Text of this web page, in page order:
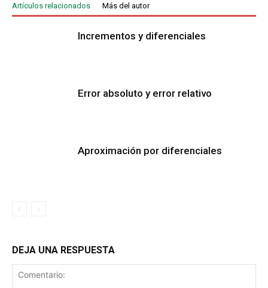
Artículos relacionados Más del autor
Incrementos y diferenciales
Error absoluto y error relativo
Aproximación por diferenciales
DEJA UNA RESPUESTA